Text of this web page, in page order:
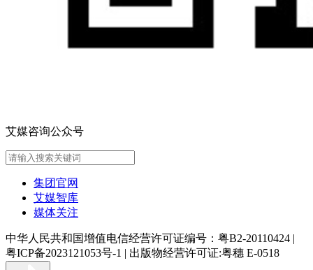
艾媒咨询公众号
集团官网
艾媒智库
媒体关注
中华人民共和国增值电信经营许可证编号：粤B2-20110424 |
粤ICP备2023121053号-1 | 出版物经营许可证:粤穗 E-0518